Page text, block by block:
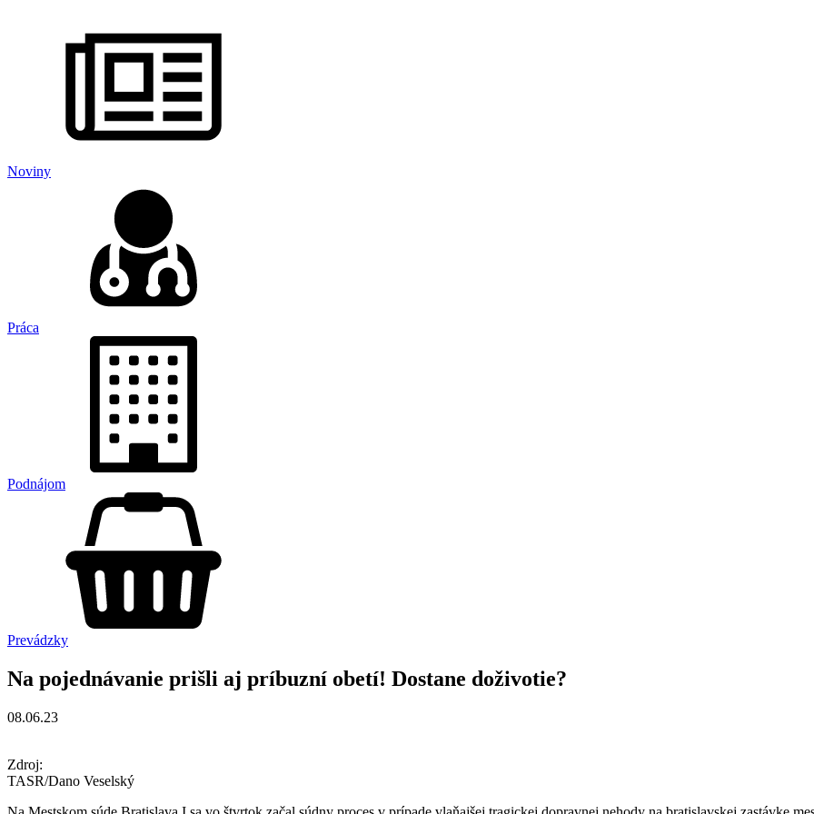
Noviny
Práca
Podnájom
Prevádzky
Na pojednávanie prišli aj príbuzní obetí! Dostane doživotie?
08.06.23
Zdroj:
TASR/Dano Veselský